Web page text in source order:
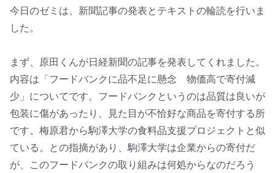
今日のゼミは、新聞記事の発表とテキストの輪読を行いま
した。
まず、原田くんが日経新聞の記事を発表してくれました。
内容は「フードバンクに品不足に懸念 物価高で寄付減
少」についてです。 フードバンクというのは品質は良いが
包装に傷があったり、
見た目が不恰好な商品を寄付する所
です。 梅原君から駒澤大学の食料品支援プロジェクトと似
ている。
との指摘があり、駒澤大学は企業からの寄付だ
が、
このフードバンクの取り組みは何処からなのだろう